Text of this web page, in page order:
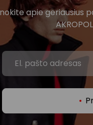
apie geriausius